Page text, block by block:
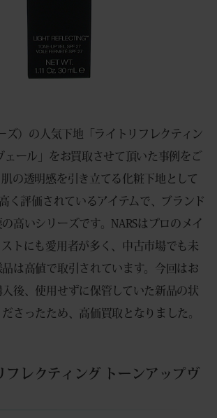
ズ）の人気下地「ライトリフレクティン
ェール」をお買取させて頂いた事例をご
の透明感を引き立てる化粧下地として
く評価されているアイテムで、ブランド
高いシリーズです。NARSはプロのメイ
トにも愛用者が多く、中古市場でも未
は高値で取引されています。今回はお
後、使用せずに保管していた新品の状
さったため、高価買取となりました。
フレクティング トーンアップヴ